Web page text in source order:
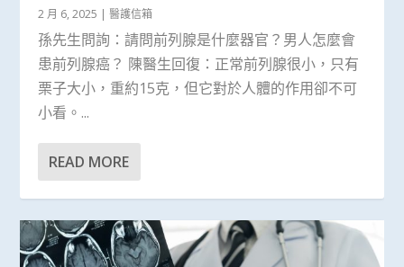
2 月 6, 2025 |醫護信箱
孫先生問詢：請問前列腺是什麼器官？男人怎麼會
患前列腺癌？ 陳醫生回復：正常前列腺很小，只有
栗子大小，重約15克，但它對於人體的作用卻不可
小看。...
READ MORE